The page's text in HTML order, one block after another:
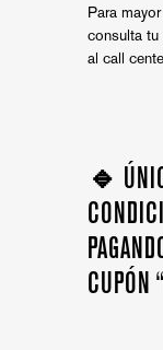
Para
consulta
al call
🔹
CUPÓN